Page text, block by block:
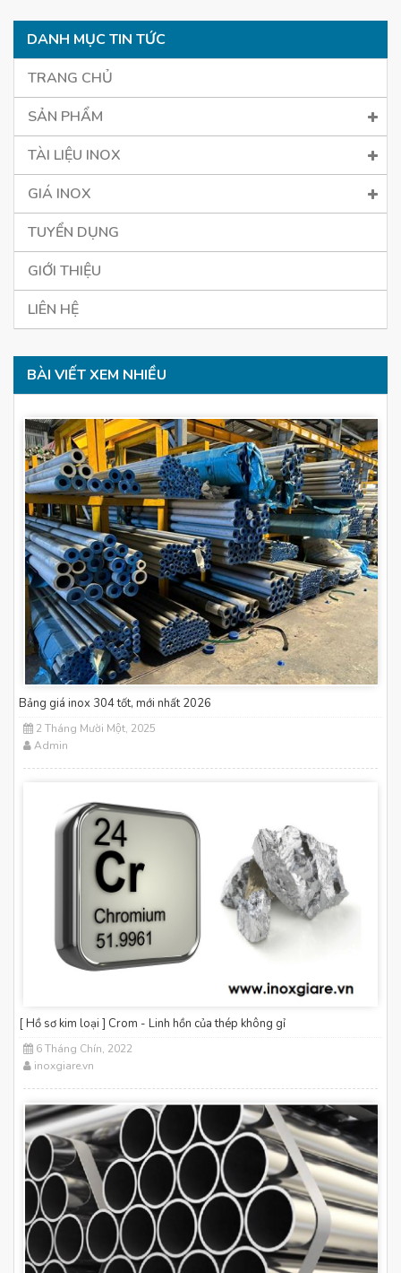
DANH MỤC TIN TỨC
TRANG CHỦ
SẢN PHẨM
TÀI LIỆU INOX
GIÁ INOX
TUYỂN DỤNG
GIỚI THIỆU
LIÊN HỆ
BÀI VIẾT XEM NHIỀU
Bảng giá inox 304 tốt, mới nhất 2026
2 Tháng Mười Một, 2025
Admin
[ Hồ sơ kim loại ] Crom - Linh hồn của thép không gỉ
6 Tháng Chín, 2022
inoxgiare.vn